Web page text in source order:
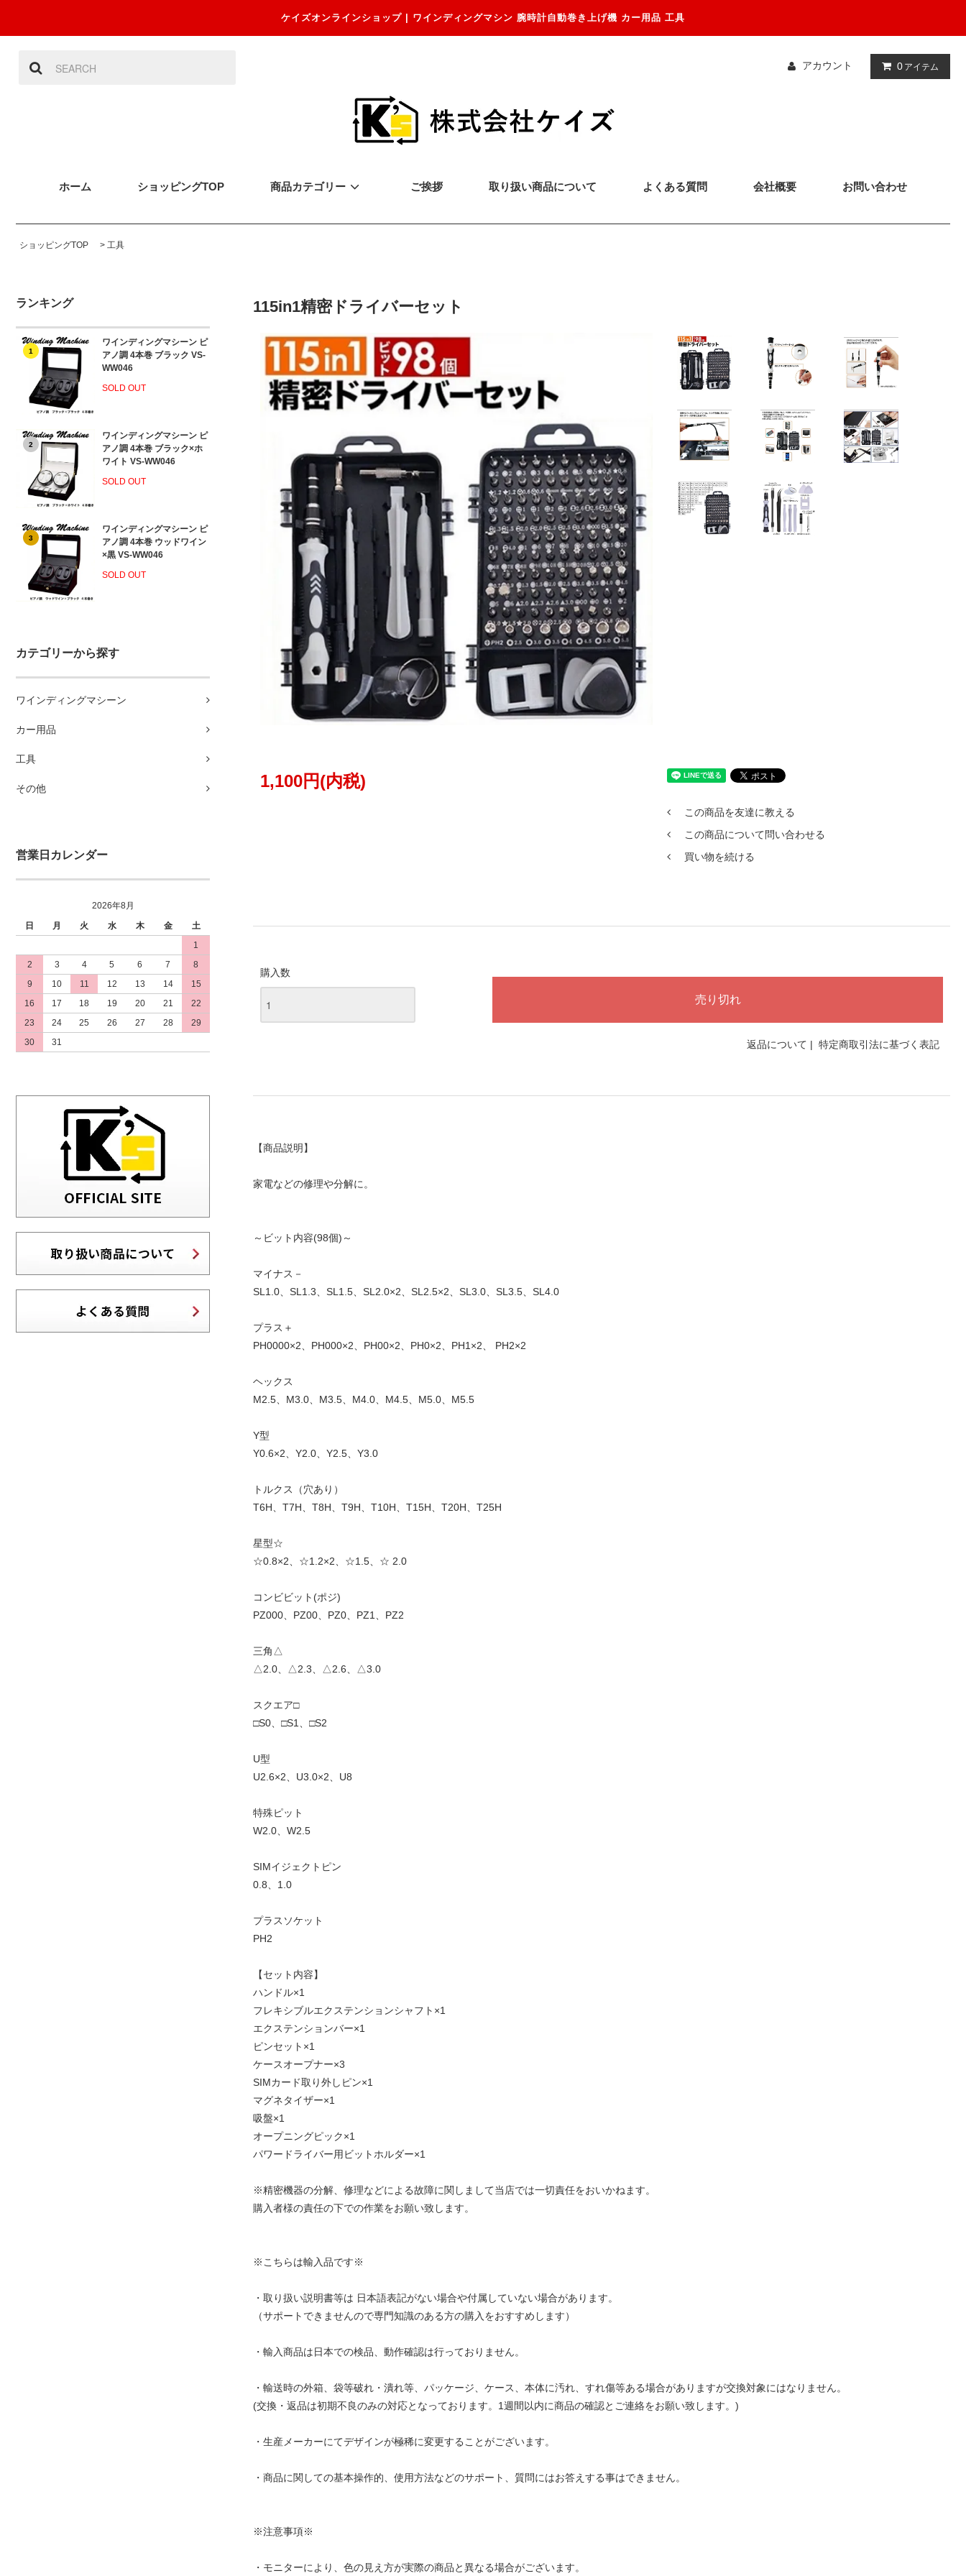
ケイズオンラインショップ | ワインディングマシン 腕時計自動巻き上げ機 カー用品 工具
アカウント 0 アイテム
ホーム ショッピングTOP 商品カテゴリー ご挨拶 取り扱い商品について よくある質問 会社概要 お問い合わせ
ショッピングTOP > 工具
ランキング
1
ワインディングマシーン ピ
アノ調 4本巻 ブラック VS-
WW046
SOLD OUT
2
ワインディングマシーン ピ
アノ調 4本巻 ブラック×ホ
ワイト VS-WW046
SOLD OUT
3
ワインディングマシーン ピ
アノ調 4本巻 ウッドワイン
×黒 VS-WW046
SOLD OUT
カテゴリーから探す
ワインディングマシーン
カー用品
工具
その他
営業日カレンダー
2026年8月
日
月 火 水 木 金
土
1
2
3 4 5 6 7
8
9
10 11 12 13 14
15
16
17 18 19 20 21
22
23
24 25 26 27 28
29
30
31
115in1精密ドライバーセット
1,100円(内税)
この商品を友達に教える
この商品について問い合わせる
買い物を続ける
購入数
返品について | 特定商取引法に基づく表記
【商品説明】
家電などの修理や分解に。
～ビット内容(98個)～
マイナス－
SL1.0、SL1.3、SL1.5、SL2.0×2、SL2.5×2、SL3.0、SL3.5、SL4.0
プラス＋
PH0000×2、PH000×2、PH00×2、PH0×2、PH1×2、 PH2×2
ヘックス
M2.5、M3.0、M3.5、M4.0、M4.5、M5.0、M5.5
Y型
Y0.6×2、Y2.0、Y2.5、Y3.0
トルクス（穴あり）
T6H、T7H、T8H、T9H、T10H、T15H、T20H、T25H
星型☆
☆0.8×2、☆1.2×2、☆1.5、☆ 2.0
コンビビット(ポジ)
PZ000、PZ00、PZ0、PZ1、PZ2
三角△
△2.0、△2.3、△2.6、△3.0
スクエア□
□S0、□S1、□S2
U型
U2.6×2、U3.0×2、U8
特殊ピット
W2.0、W2.5
SIMイジェクトピン
0.8、1.0
プラスソケット
PH2
【セット内容】
ハンドル×1
フレキシブルエクステンションシャフト×1
エクステンションバー×1
ピンセット×1
ケースオープナー×3
SIMカード取り外しピン×1
マグネタイザー×1
吸盤×1
オープニングピック×1
パワードライバー用ビットホルダー×1
※精密機器の分解、修理などによる故障に関しまして当店では一切責任をおいかねます。
購入者様の責任の下での作業をお願い致します。
※こちらは輸入品です※
・取り扱い説明書等は 日本語表記がない場合や付属していない場合があります。
（サポートできませんので専門知識のある方の購入をおすすめします）
・輸入商品は日本での検品、動作確認は行っておりません。
・輸送時の外箱、袋等破れ・潰れ等、パッケージ、ケース、本体に汚れ、すれ傷等ある場合がありますが交換対象にはなりません。
(交換・返品は初期不良のみの対応となっております。1週間以内に商品の確認とご連絡をお願い致します。)
・生産メーカーにてデザインが極稀に変更することがございます。
・商品に関しての基本操作的、使用方法などのサポート、質問にはお答えする事はできません。
※注意事項※
・モニターにより、色の見え方が実際の商品と異なる場合がございます。